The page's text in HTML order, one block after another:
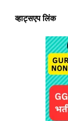
व्हाट्सएप लिंक